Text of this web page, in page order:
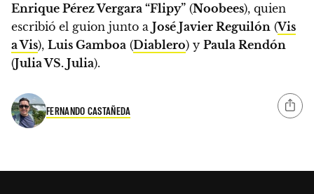
Enrique Pérez Vergara “Flipy” (Noobees), quien
escribió el guion junto a José Javier Reguilón (Vis
a Vis), Luis Gamboa (Diablero) y Paula Rendón
(Julia VS. Julia).
FERNANDO CASTAÑEDA